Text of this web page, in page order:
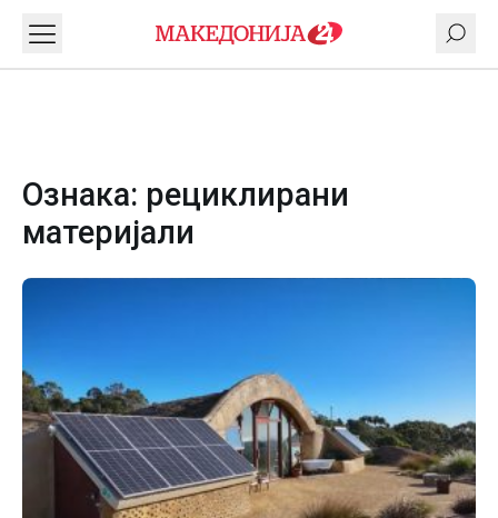
Ознака: рециклирани
материјали